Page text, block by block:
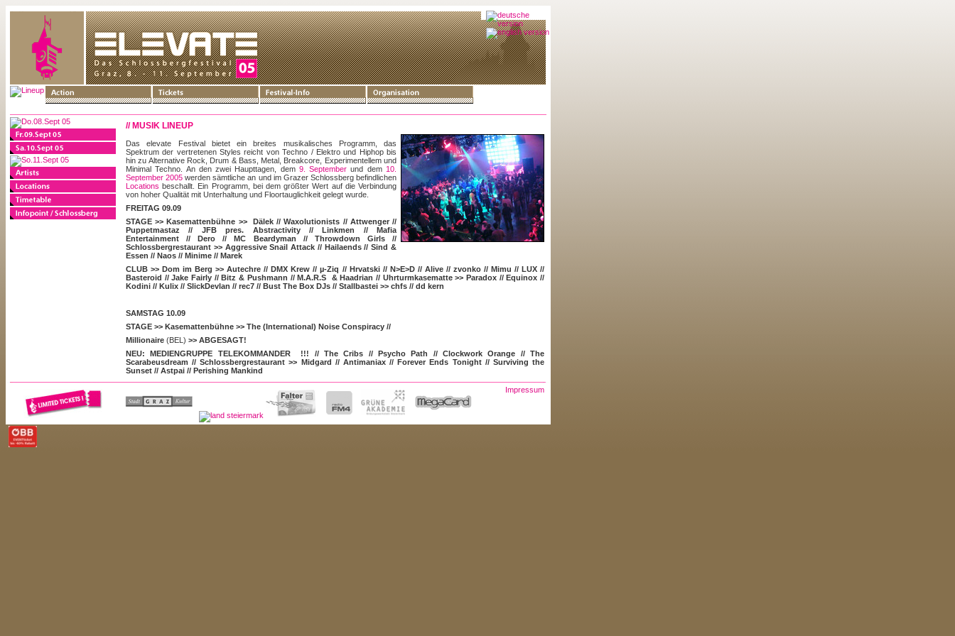
// MUSIK LINEUP
Das elevate Festival bietet ein breites musikalisches Programm, das
Spektrum der vertretenen Styles reicht von Techno / Elektro und Hiphop bis
hin zu Alternative Rock, Drum & Bass, Metal, Breakcore, Experimentellem und
Minimal Techno. An den zwei Haupttagen, dem 9. September und dem 10.
September 2005werden sämtliche an und im Grazer Schlossberg befindlichen
Locationsbeschallt. Ein Programm, bei dem größter Wert auf die Verbindung
von hoher Qualität mit Unterhaltung und Floortauglichkeit gelegt wurde.
FREITAG 09.09
STAGE >> Kasemattenbühne >> Dälek //Waxolutionists // Attwenger//
Puppetmastaz // JFB pres. Abstractivity//Linkmen // Mafia
Entertainment //Dero //MC Beardyman // Throwdown Girls//
Schlossbergrestaurant >> Aggressive Snail Attack // Hailaends//Sind &
Essen // Naos // Minime // Marek
CLUB >> Dom im Berg >>Autechre //DMX Krew //µ-Ziq // Hrvatski// N>E>D // Alive// zvonko// Mimu //LUX //
Basteroid //Jake Fairly //Bitz & Pushmann //M.A.R.S & Haadrian // Uhrturmkasematte >> Paradox //Equinox //
Kodini // Kulix // SlickDevlan // rec7 // Bust The Box DJs // Stallbastei >> chfs // dd kern
SAMSTAG 10.09
STAGE >> Kasemattenbühne >> The (International) Noise Conspiracy //
Millionaire (BEL) >> ABGESAGT!
NEU: MEDIENGRUPPE TELEKOMMANDER !!!
//The Cribs //Psycho Path //Clockwork Orange //The
Scarabeusdream // Schlossbergrestaurant >> Midgard // Antimaniax//Forever Ends Tonight// Surviving the
Sunset // Astpai // Perishing Mankind
CLUB >> Dom im Berg >>Ellen Allien//Abe Duque//Modeselektor//Kamuflaas Digital//Illinoise//Ella Esque &
DJ Hidden & EYE-D// Shroombab// // Uhrturmkasematte >>Dan
Doormouse//Jason Forrest aka. Donna Summer // Monster Zoku Onsomb! //Hecate//C.Fringeli
Kettle//Parasite// Rotator Any Maniac Naritia Anakissed // Stallbastei >>e.stonji
Lenz & Vocalist Claudia Hemmer//Schauer//
Impressum